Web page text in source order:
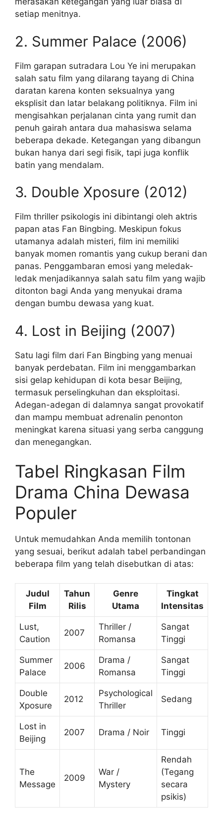
setiap menitnya.
2. Summer Palace (2006)
Film garapan sutradara Lou Ye ini merupakan
salah satu film yang dilarang tayang di China
daratan karena konten seksualnya yang
eksplisit dan latar belakang politiknya. Film ini
mengisahkan perjalanan cinta yang rumit dan
penuh gairah antara dua mahasiswa selama
beberapa dekade. Ketegangan yang dibangun
bukan hanya dari segi fisik, tapi juga konflik
batin yang mendalam.
3. Double Xposure (2012)
Film thriller psikologis ini dibintangi oleh aktris
papan atas Fan Bingbing. Meskipun fokus
utamanya adalah misteri, film ini memiliki
banyak momen romantis yang cukup berani dan
panas. Penggambaran emosi yang meledak-
ledak menjadikannya salah satu film yang wajib
ditonton bagi Anda yang menyukai drama
dengan bumbu dewasa yang kuat.
4. Lost in Beijing (2007)
Satu lagi film dari Fan Bingbing yang menuai
banyak perdebatan. Film ini menggambarkan
sisi gelap kehidupan di kota besar Beijing,
termasuk perselingkuhan dan eksploitasi.
Adegan-adegan di dalamnya sangat provokatif
dan mampu membuat adrenalin penonton
meningkat karena situasi yang serba canggung
dan menegangkan.
Tabel Ringkasan Film
Drama China Dewasa
Populer
Untuk memudahkan Anda memilih tontonan
yang sesuai, berikut adalah tabel perbandingan
beberapa film yang telah disebutkan di atas:
Judul
Film
Tahun
Rilis
Genre
Utama
Tingkat
Intensitas
Lust,
Caution
2007
Thriller /
Romansa
Sangat
Tinggi
Summer
Palace
2006
Drama /
Romansa
Sangat
Tinggi
Double
Xposure
2012
Psychological
Thriller
Sedang
Lost in
Beijing
2007 Drama / Noir Tinggi
The
Message
2009
War /
Mystery
Rendah
(Tegang
secara
psikis)